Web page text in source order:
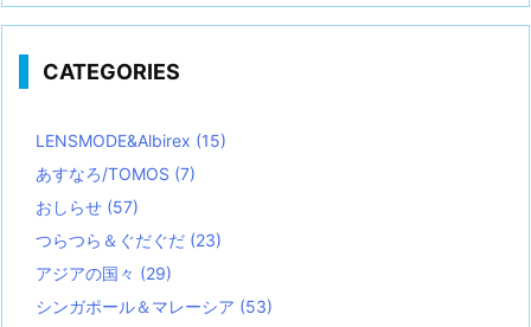
CATEGORIES
LENSMODE&Albirex (15)
あすなろ/TOMOS (7)
おしらせ (57)
つらつら＆ぐだぐだ (23)
アジアの国々 (29)
シンガポール＆マレーシア (53)